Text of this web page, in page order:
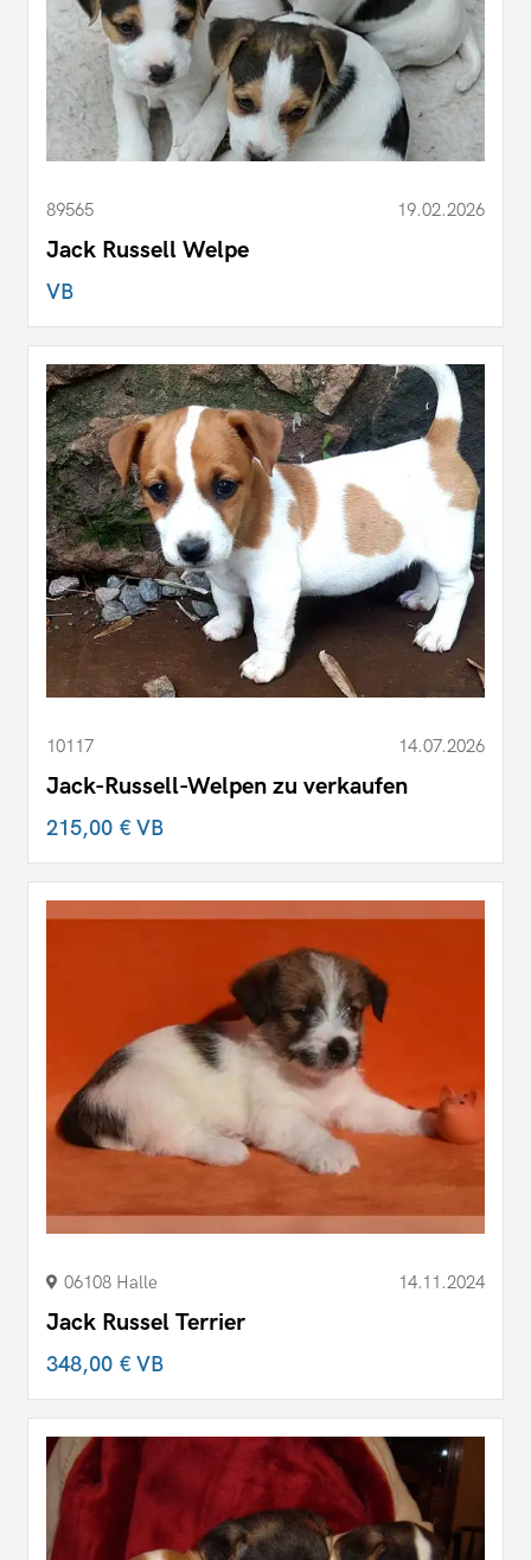
89565 19.02.2026
Jack Russell Welpe
VB
10117 14.07.2026
Jack-Russell-Welpen zu verkaufen
215,00 €VB
06108 Halle 14.11.2024
Jack Russel Terrier
348,00 €VB